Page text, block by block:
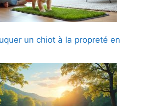
un chiot à la propreté en